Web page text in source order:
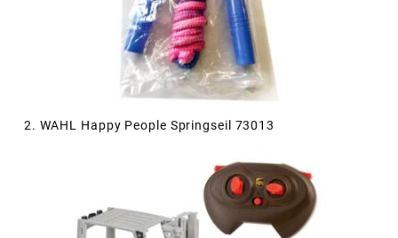
2. WAHL Happy People Springseil 73013